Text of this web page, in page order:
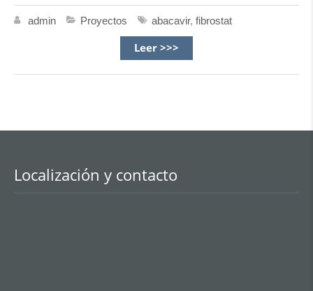
admin Proyectos abacavir, fibrostat
Leer >>>
Localización y contacto